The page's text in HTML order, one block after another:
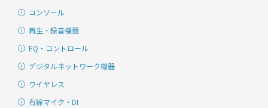
コンソール
再生・録音機器
EQ・コントロール
デジタルネットワーク機器
ワイヤレス
有線マイク・DI